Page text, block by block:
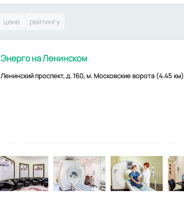
Энерго на Ленинском
Ленинский проспект, д. 160, м. Московские ворота (4.45 км)